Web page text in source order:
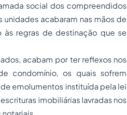
social dos compreendidos
unidades acabaram nas mãos de
regras de destinação que se
acabam por ter reflexos nos
condomínio, os quais sofrem
emolumentos instituída pela lei
imobiliárias lavradas nos